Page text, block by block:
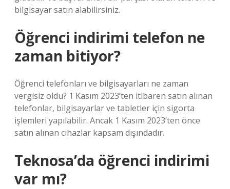
bilgisayar satın alabilirsiniz.
Öğrenci indirimi telefon ne
zaman bitiyor?
Öğrenci telefonları ve bilgisayarları ne zaman
vergisiz oldu? 1 Kasım 2023’ten itibaren satın alınan
telefonlar, bilgisayarlar ve tabletler için sigorta
işlemleri yapılabilir. Ancak 1 Kasım 2023’ten önce
satın alınan cihazlar kapsam dışındadır.
Teknosa’da öğrenci indirimi
var mı?